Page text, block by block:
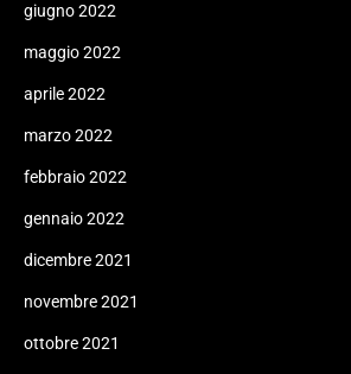
giugno 2022
maggio 2022
aprile 2022
marzo 2022
febbraio 2022
gennaio 2022
dicembre 2021
novembre 2021
ottobre 2021